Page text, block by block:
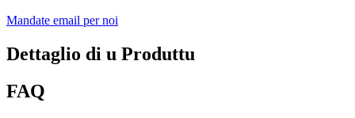
Mandate email per noi
Dettaglio di u Produttu
FAQ